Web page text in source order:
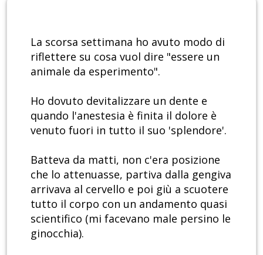
La scorsa settimana ho avuto modo di
riflettere su cosa vuol dire "essere un
animale da esperimento".
Ho dovuto devitalizzare un dente e
quando l'anestesia è finita il dolore è
venuto fuori in tutto il suo 'splendore'.
Batteva da matti, non c'era posizione
che lo attenuasse, partiva dalla gengiva
arrivava al cervello e poi giù a scuotere
tutto il corpo con un andamento quasi
scientifico (mi facevano male persino le
ginocchia).